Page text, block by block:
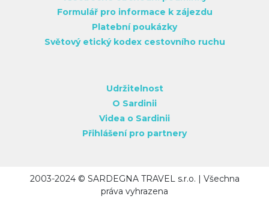
Formulář pro informace k zájezdu
Platební poukázky
Světový etický kodex cestovního ruchu
Udržitelnost
O Sardinii
Videa o Sardinii
Přihlášení pro partnery
2003-2024 © SARDEGNA TRAVEL s.r.o. | Všechna
práva vyhrazena